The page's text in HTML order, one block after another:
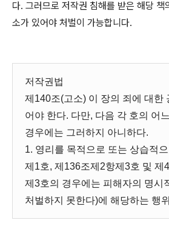
다. 그러므로 저작권 침해를 받은 해당 책
소가 있어야 처벌이 가능합니다.
저작권법
제140조(고소) 이 장의 죄에 대한
어야 한다. 다만, 다음 각 호의 어
경우에는 그러하지 아니하다.
1. 영리를 목적으로 또는 상습적
제1호, 제136조제2항제3호 및 제
제3호의 경우에는 피해자의 명시
처벌하지 못한다)에 해당하는 행